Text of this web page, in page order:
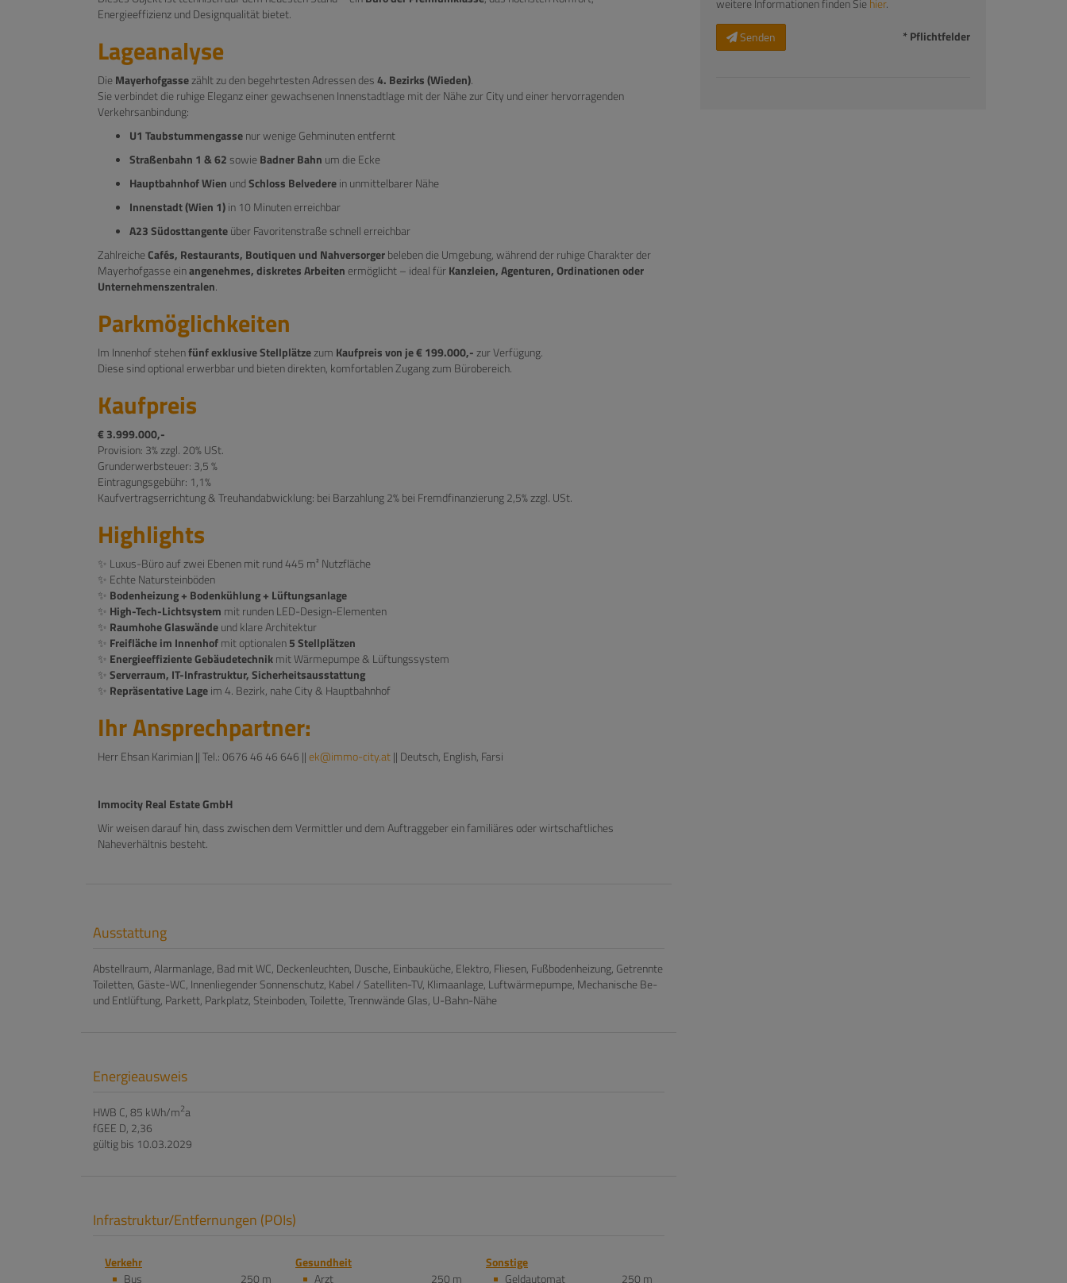
Energieeffizienz und Designqualität bietet.
Lageanalyse
DieMayerhofgassezählt zu den begehrtesten Adressen des4. Bezirks (Wieden).
Sie verbindet die ruhige Eleganz einer gewachsenen Innenstadtlage mit der Nähe zur City und einer hervorragenden
Verkehrsanbindung:
U1 Taubstummengassenur wenige Gehminuten entfernt
Straßenbahn 1 & 62 sowieBadner Bahn um die Ecke
Hauptbahnhof Wien undSchloss Belvederein unmittelbarer Nähe
Innenstadt (Wien 1)in 10 Minuten erreichbar
A23 Südosttangenteüber Favoritenstraße schnell erreichbar
ZahlreicheCafés, Restaurants, Boutiquen und Nahversorgerbeleben die Umgebung, während der ruhige Charakter der
Mayerhofgasse einangenehmes, diskretes Arbeiten ermöglicht – ideal fürKanzleien, Agenturen, Ordinationen oder
Unternehmenszentralen.
Parkmöglichkeiten
Im Innenhof stehenfünf exklusive Stellplätzezum Kaufpreis von je € 199.000,-zur Verfügung.
Diese sind optional erwerbbar und bieten direkten, komfortablen Zugang zum Bürobereich.
Kaufpreis
€ 3.999.000,-
Provision: 3% zzgl. 20% USt.
Grunderwerbsteuer: 3,5 %
Eintragungsgebühr: 1,1%
Kaufvertragserrichtung & Treuhandabwicklung: bei Barzahlung 2% bei Fremdfinanzierung 2,5% zzgl. USt.
Highlights
✨ Luxus-Büro auf zwei Ebenen mit rund 445 m² Nutzfläche
✨ Echte Natursteinböden
✨ Bodenheizung + Bodenkühlung + Lüftungsanlage
✨ High-Tech-Lichtsystem mit runden LED-Design-Elementen
✨ Raumhohe Glaswändeund klare Architektur
✨ Freifläche im Innenhofmit optionalen5 Stellplätzen
✨ Energieeffiziente Gebäudetechnikmit Wärmepumpe & Lüftungssystem
✨ Serverraum, IT-Infrastruktur, Sicherheitsausstattung
✨ Repräsentative Lageim 4. Bezirk, nahe City & Hauptbahnhof
Ihr Ansprechpartner:
Herr Ehsan Karimian || Tel.: 0676 46 46 646 ||ek@immo-city.at|| Deutsch, English, Farsi
Immocity Real Estate GmbH
Wir weisen darauf hin, dass zwischen dem Vermittler und dem Auftraggeber ein familiäres oder wirtschaftliches
Naheverhältnis besteht.
Ausstattung
Abstellraum Alarmanlage Bad mit WC Deckenleuchten Dusche Einbauküche Elektro Fliesen Fußbodenheizung Getrennte
Toiletten Gäste-WC Innenliegender Sonnenschutz Kabel / Satelliten-TV Klimaanlage Luftwärmepumpe Mechanische Be-
und Entlüftung Parkett Parkplatz Steinboden Toilette Trennwände Glas U-Bahn-Nähe
Energieausweis
HWB C, 85 kWh/m2a
fGEE D, 2,36
gültig bis 10.03.2029
Infrastruktur/Entfernungen (POIs)
Verkehr
Bus
250 m
Gesundheit
Arzt
250 m
Sonstige
Geldautomat
250 m
weitere Informationen finden Siehier.
Senden
* Pflichtfelder